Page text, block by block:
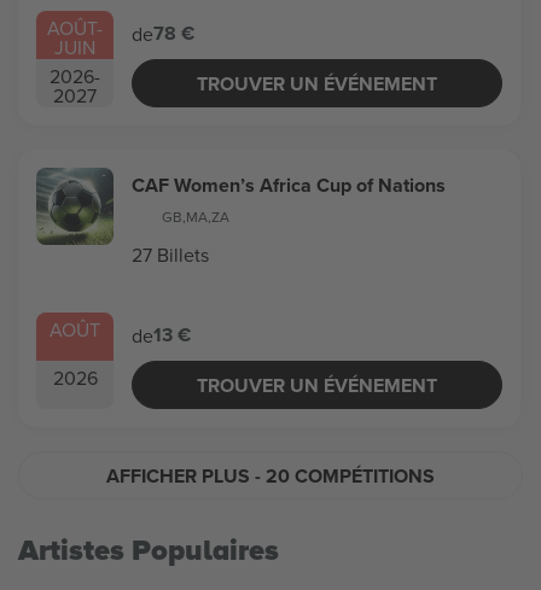
AOÛT-
JUIN
2026-
2027
de78 €
TROUVER UN ÉVÉNEMENT
AOÛT
2026
CAF Women’s Africa Cup of Nations
GB,MA,ZA
27 Billets
de13 €
TROUVER UN ÉVÉNEMENT
AFFICHER PLUS - 20 COMPÉTITIONS
Artistes Populaires